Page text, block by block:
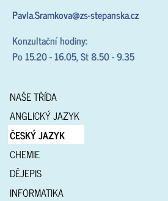
Pavla.Sramkova@zs-stepanska.cz
Konzultační hodiny:
Po 15.20 - 16.05, St 8.50 - 9.35
NAŠE TŘÍDA
ANGLICKÝ JAZYK
ČESKÝ JAZYK
CHEMIE
DĚJEPIS
INFORMATIKA